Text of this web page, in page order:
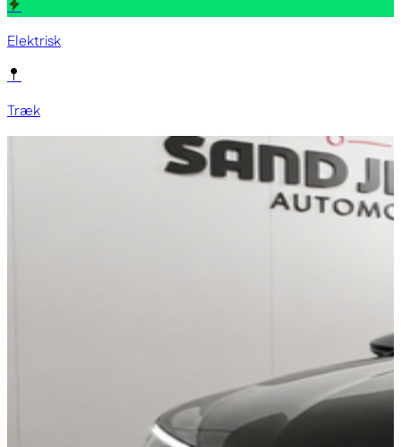
Elektrisk
Træk